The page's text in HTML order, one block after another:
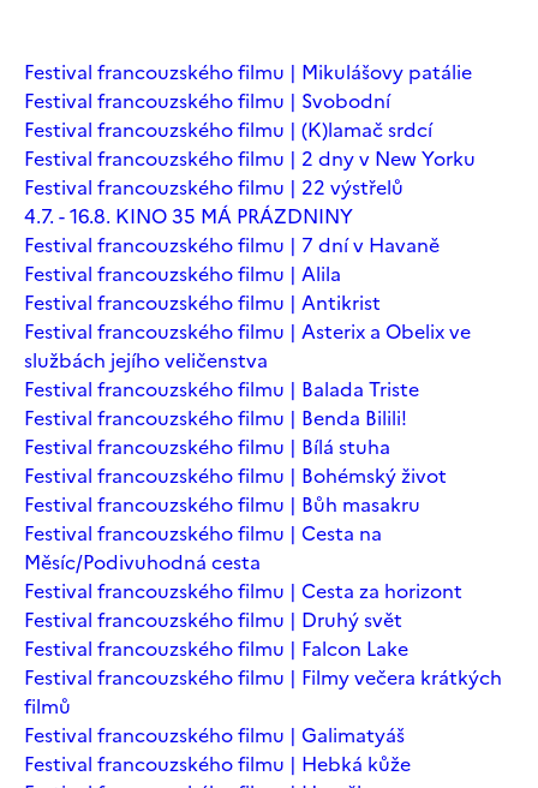
Festival francouzského filmu | Mikulášovy patálie
Festival francouzského filmu | Svobodní
Festival francouzského filmu | (K)lamač srdcí
Festival francouzského filmu | 2 dny v New Yorku
Festival francouzského filmu | 22 výstřelů
4.7. - 16.8. KINO 35 MÁ PRÁZDNINY
Festival francouzského filmu | 7 dní v Havaně
Festival francouzského filmu | Alila
Festival francouzského filmu | Antikrist
Festival francouzského filmu | Asterix a Obelix ve
službách jejího veličenstva
Festival francouzského filmu | Balada Triste
Festival francouzského filmu | Benda Bilili!
Festival francouzského filmu | Bílá stuha
Festival francouzského filmu | Bohémský život
Festival francouzského filmu | Bůh masakru
Festival francouzského filmu | Cesta na
Měsíc/Podivuhodná cesta
Festival francouzského filmu | Cesta za horizont
Festival francouzského filmu | Druhý svět
Festival francouzského filmu | Falcon Lake
Festival francouzského filmu | Filmy večera krátkých
filmů
Festival francouzského filmu | Galimatyáš
Festival francouzského filmu | Hebká kůže